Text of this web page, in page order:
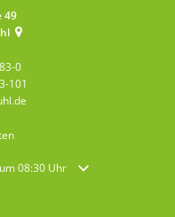
49
0
101
oder Schließzeiten
08:30 Uhr